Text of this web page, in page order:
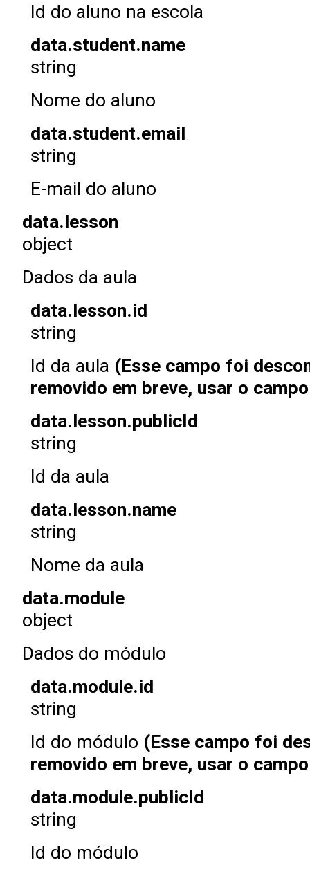
Id do aluno na escola
data.student.name
string
Nome do aluno
data.student.email
string
E-mail do aluno
data.lesson
object
Dados da aula
data.lesson.id
string
Id da aula (Esse campo foi
removido em breve, usar o
data.lesson.publicId
string
Id da aula
data.lesson.name
string
Nome da aula
data.module
object
Dados do módulo
data.module.id
string
Id do módulo (Esse campo foi
removido em breve, usar o
data.module.publicId
string
Id do módulo